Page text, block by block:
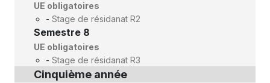
UE obligatoires
- Stage de résidanat R2
Semestre 8
UE obligatoires
- Stage de résidanat R3
Cinquième année